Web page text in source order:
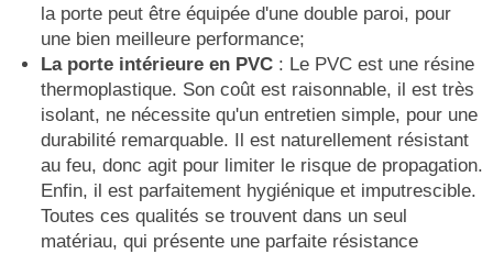
la porte peut être équipée d'une double paroi, pour
une bien meilleure performance;
La porte intérieure en PVC: Le PVC est une résine
thermoplastique. Son coût est raisonnable, il est très
isolant, ne nécessite qu'un entretien simple, pour une
durabilité remarquable. Il est naturellement résistant
au feu, donc agit pour limiter le risque de propagation.
Enfin, il est parfaitement hygiénique et imputrescible.
Toutes ces qualités se trouvent dans un seul
matériau, qui présente une parfaite résistance